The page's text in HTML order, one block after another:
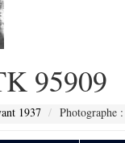
95909
1937 Photographe